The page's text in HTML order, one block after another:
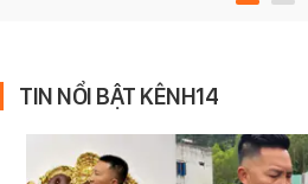
TIN NỔI BẬT KÊNH14